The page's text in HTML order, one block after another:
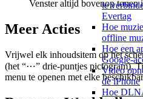
te
Evertag
Hoe
offline
Hoe een
Google-
Video
de iPhone
Hoe
Venster altijd bovenop tonen
Meer Acties
Vrijwel elk inhoudsitem op het
(het “⋯” drie-puntjes pictogram).
menu te openen met elke